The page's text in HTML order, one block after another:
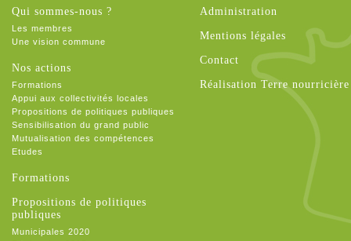
Qui sommes-nous ?
Les membres
Une vision commune
Nos actions
Formations
Appui aux collectivités locales
Propositions de politiques publiques
Sensibilisation du grand public
Mutualisation des compétences
Etudes
Formations
Propositions de politiques
publiques
Municipales 2020
Administration
Mentions légales
Contact
Réalisation Terre nourricière